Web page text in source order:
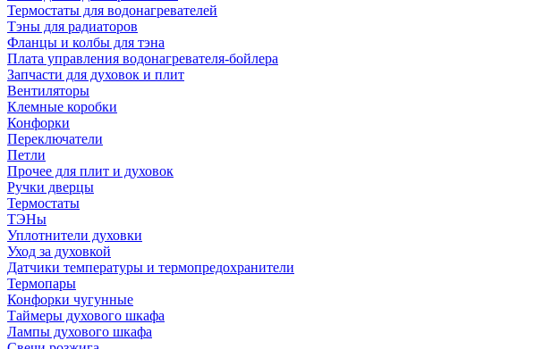
Термостаты для водонагревателей
Тэны для радиаторов
Фланцы и колбы для тэна
Плата управления водонагревателя-бойлера
Запчасти для духовок и плит
Вентиляторы
Клемные коробки
Конфорки
Переключатели
Петли
Прочее для плит и духовок
Ручки дверцы
Термостаты
ТЭНы
Уплотнители духовки
Уход за духовкой
Датчики температуры и термопредохранители
Термопары
Конфорки чугунные
Таймеры духового шкафа
Лампы духового шкафа